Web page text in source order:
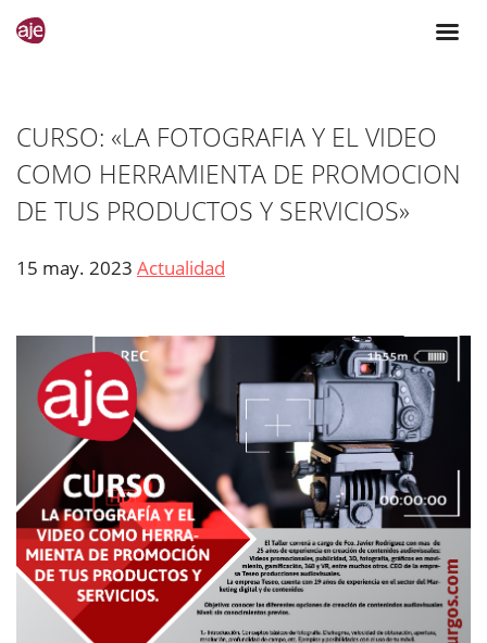
CURSO: «LA FOTOGRAFIA Y EL VIDEO
COMO HERRAMIENTA DE PROMOCION
DE TUS PRODUCTOS Y SERVICIOS»
15 may. 2023 Actualidad